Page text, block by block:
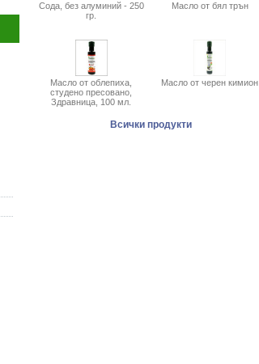
Сода, без алуминий - 250
гр.
Масло от бял трън
Масло от облепиха,
студено пресовано,
Здравница, 100 мл.
Масло от черен кимион
Всички продукти